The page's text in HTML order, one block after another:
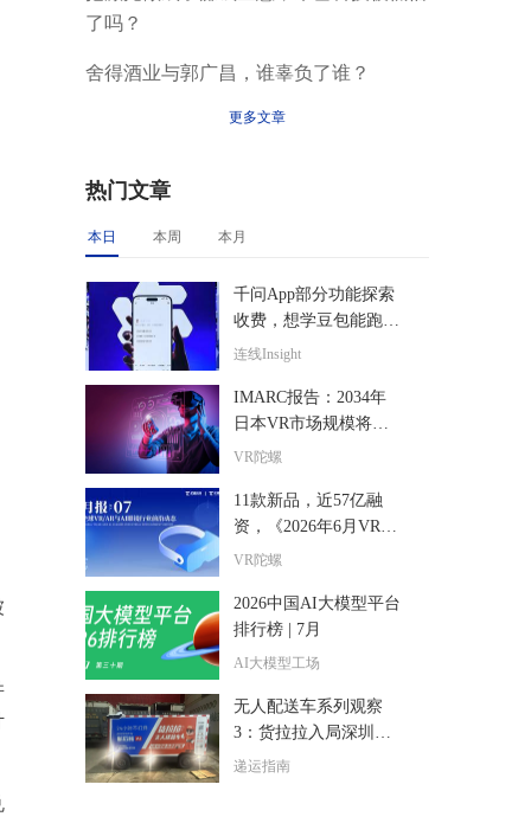
了吗？
舍得酒业与郭广昌，谁辜负了谁？
更多文章
热门文章
本日 本周 本月
千问App部分功能探索
收费，想学豆包能跑通
吗？
连线Insight
IMARC报告：2034年
日本VR市场规模将达9
5亿美元，年复合增长
VR陀螺
11款新品，近57亿融
资，《2026年6月VR/A
R与AI眼镜行业月报》
VR陀螺
2026中国AI大模型平台
排行榜 | 7月
AI大模型工场
无人配送车系列观察
3：货拉拉入局深圳无
人配送，司机们准备好
递运指南